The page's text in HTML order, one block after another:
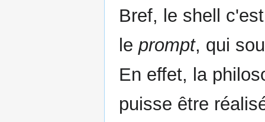
Bref, le shell
le prompt, qui
En effet, la
puisse être